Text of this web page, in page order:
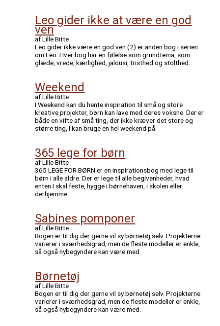
Leo gider ikke at være en god
ven
af Lille Bitte
Leo gider ikke være en god ven (2) er anden bog i serien
om Leo. Hver bog har en følelse som grundtema, som
glæde, vrede, kærlighed, jalousi, tristhed og stolthed.
Weekend
af Lille Bitte
I Weekend kan du hente inspiration til små og store
kreative projekter, børn kan lave med deres voksne. Der er
både en vifte af små ting, der ikke kræver det store og
større ting, I kan bruge en hel weekend på.
365 lege for børn
af Lille Bitte
365 LEGE FOR BØRN er en inspirationsbog med lege til
børn i alle aldre. Der er lege til alle begivenheder, hvad
enten I skal feste, hygge i børnehaven, i skolen eller
derhjemme.
Sabines pomponer
af Lille Bitte
Bogen er til dig der gerne vil sy børnetøj selv. Projekterne
varierer i sværhedsgrad, men de fleste modeller er enkle,
så også nybegyndere kan være med.
Børnetøj
af Lille Bitte
Bogen er til dig der gerne vil sy børnetøj selv. Projekterne
varierer i sværhedsgrad, men de fleste modeller er enkle,
så også nybegyndere kan være med.